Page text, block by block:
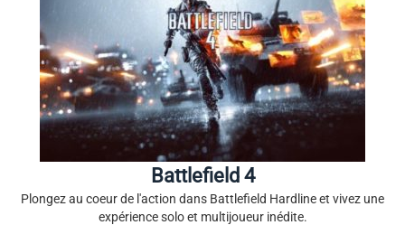
Battlefield 4
Plongez au coeur de l'action dans Battlefield Hardline et vivez une
expérience solo et multijoueur inédite.